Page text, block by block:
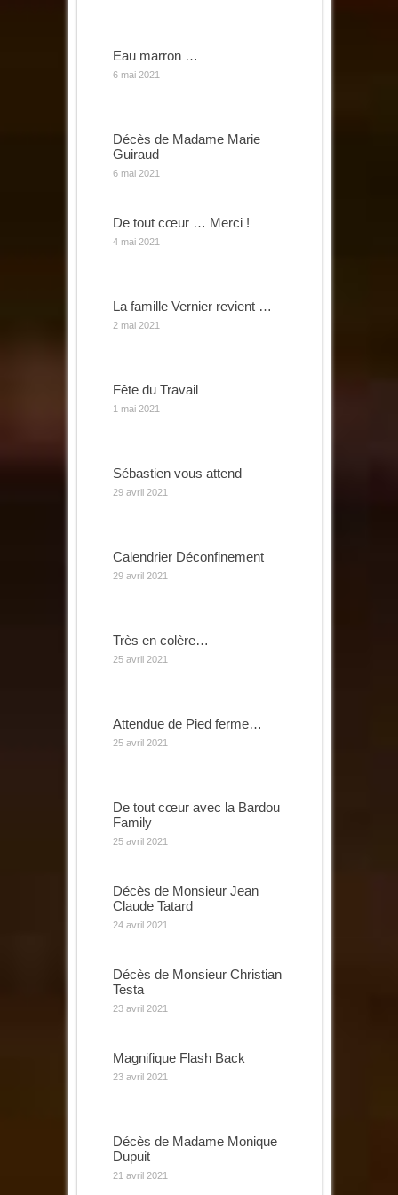
Eau marron …
6 mai 2021
Décès de Madame Marie
Guiraud
6 mai 2021
De tout cœur … Merci !
4 mai 2021
La famille Vernier revient …
2 mai 2021
Fête du Travail
1 mai 2021
Sébastien vous attend
29 avril 2021
Calendrier Déconfinement
29 avril 2021
Très en colère…
25 avril 2021
Attendue de Pied ferme…
25 avril 2021
De tout cœur avec la Bardou
Family
25 avril 2021
Décès de Monsieur Jean
Claude Tatard
24 avril 2021
Décès de Monsieur Christian
Testa
23 avril 2021
Magnifique Flash Back
23 avril 2021
Décès de Madame Monique
Dupuit
21 avril 2021